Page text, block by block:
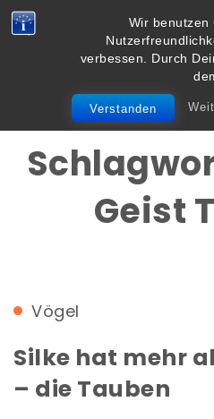
Wir benutzen
verbessen. Durch
Verstanden
Skip to content
Vielbegabt.de
Geist
Vögel
Silke hat mehr
– die Tauben